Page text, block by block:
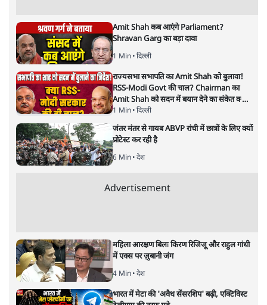
भारत–यूरोप संवाद: दूरदर्शी रणनीति या
हालात से उपजा मोड़?
विश्लेषण| सतीश झा| 29 JAN, 2026
भारत ईयू मुक्त व्यापार समझौताः ईयू अध्यक्ष उर्सुला वॉन डेर लेयेन और
पीएम मोदी
सतीश झा
अमेरिकी अनिश्चितता की वजह से उठाया गया एक कदम है? वरिष्ठ
पत्रकार सतीश झा का आकलनः